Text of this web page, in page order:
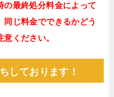
最終処分料金によって
じ料金でできるかどう
ください。
しております！